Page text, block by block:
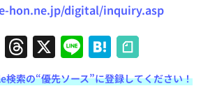
hon.ne.jp/digital/inquiry.asp
F
a
T
h
X Li
n
H
at
索の“優先ソース”に登録してください！